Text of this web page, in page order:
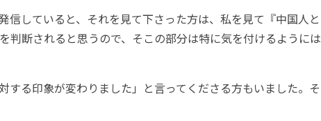
信していると、それを見て下さった方は、私を見て『中国人と
判断されると思うので、そこの部分は特に気を付けるようには
する印象が変わりました」と言ってくださる方もいました。そ